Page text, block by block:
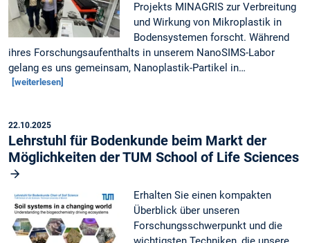
Projekts MINAGRIS zur Verbreitung
und Wirkung von Mikroplastik in
Bodensystemen forscht. Während
ihres Forschungsaufenthalts in unserem NanoSIMS-Labor
gelang es uns gemeinsam, Nanoplastik-Partikel in…
[weiterlesen]
22.10.2025
Lehrstuhl für Bodenkunde beim Markt der
Möglichkeiten der TUM School of Life Sciences
Erhalten Sie einen kompakten
Überblick über unseren
Forschungsschwerpunkt und die